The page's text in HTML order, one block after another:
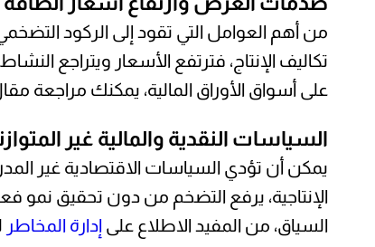
من أهم العوامل التي تقود إلى الركود
تكاليف الإنتاج، فترتفع الأسعار ويتراجع
على أسواق الأوراق المالية، يمكنك مراجعة
السياسات النقدية والمالية غير
يمكن أن تؤدي السياسات الاقتصادية غير
الإنتاجية، يرفع التضخم من دون تحقيق نمو
السياق، من المفيد الاطلاع على إدارة المخاطر